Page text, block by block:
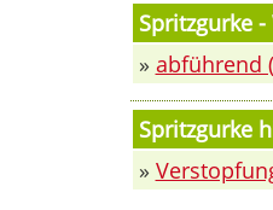
Spritzgurke
» abführend
Spritzgurke
»